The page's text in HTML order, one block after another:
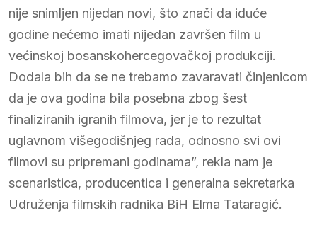
nije snimljen nijedan novi, što znači da iduće
godine nećemo imati nijedan završen film u
većinskoj bosanskohercegovačkoj produkciji.
Dodala bih da se ne trebamo zavaravati činjenicom
da je ova godina bila posebna zbog šest
finaliziranih igranih filmova, jer je to rezultat
uglavnom višegodišnjeg rada, odnosno svi ovi
filmovi su pripremani godinama”, rekla nam je
scenaristica, producentica i generalna sekretarka
Udruženja filmskih radnika BiH Elma Tataragić.